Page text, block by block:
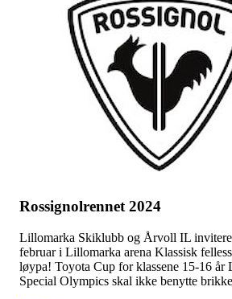
Rossignolrennet 2024
Lillomarka Skiklubb og Årvoll IL
februar i Lillomarka arena Klassisk
løypa! Toyota Cup for klassene 15-16 år
Special Olympics skal ikke benytte